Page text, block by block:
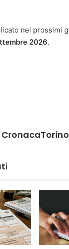
nei prossimi
2026.
CronacaTorino